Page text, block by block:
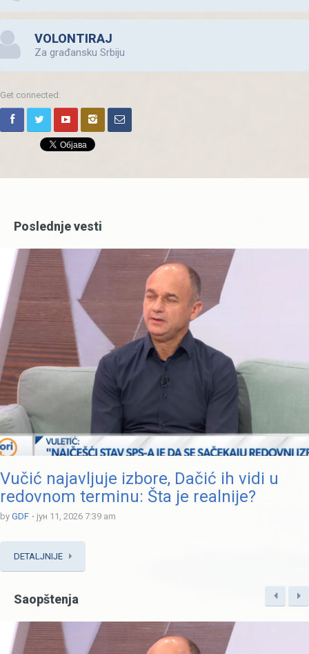
VOLONTIRAJ
Za građansku Srbiju
Get connected:
Poslednje vesti
Vučić najavljuje izbore, Dačić ih vidi u
redovnom terminu: Šta je realnije?
by GDF јун 11, 2026 7:39 am
DETALJNIJE
Saopštenja